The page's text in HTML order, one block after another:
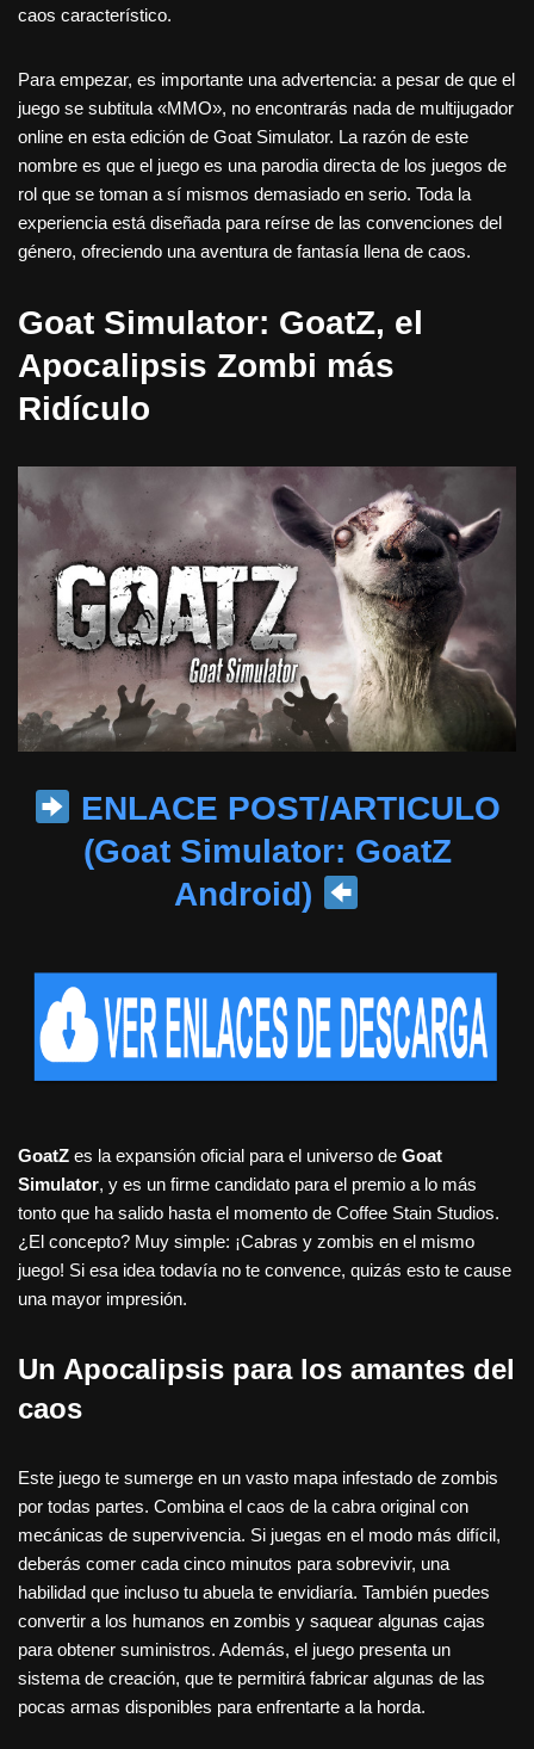
caos característico.
Para empezar, es importante una advertencia: a pesar de que el
juego se subtitula «MMO», no encontrarás nada de multijugador
online en esta edición de Goat Simulator. La razón de este
nombre es que el juego es una parodia directa de los juegos de
rol que se toman a sí mismos demasiado en serio. Toda la
experiencia está diseñada para reírse de las convenciones del
género, ofreciendo una aventura de fantasía llena de caos.
Goat Simulator: GoatZ, el
Apocalipsis Zombi más
Ridículo
ENLACE POST/ARTICULO
(Goat Simulator: GoatZ
Android)
GoatZ es la expansión oficial para el universo de Goat
Simulator, y es un firme candidato para el premio a lo más
tonto que ha salido hasta el momento de Coffee Stain Studios.
¿El concepto? Muy simple: ¡Cabras y zombis en el mismo
juego! Si esa idea todavía no te convence, quizás esto te cause
una mayor impresión.
Un Apocalipsis para los amantes del
caos
Este juego te sumerge en un vasto mapa infestado de zombis
por todas partes. Combina el caos de la cabra original con
mecánicas de supervivencia. Si juegas en el modo más difícil,
deberás comer cada cinco minutos para sobrevivir, una
habilidad que incluso tu abuela te envidiaría. También puedes
convertir a los humanos en zombis y saquear algunas cajas
para obtener suministros. Además, el juego presenta un
sistema de creación, que te permitirá fabricar algunas de las
pocas armas disponibles para enfrentarte a la horda.